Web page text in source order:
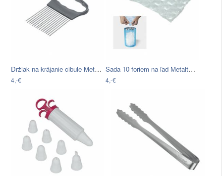
Držiak na krájanie cibule Metaltex
4,-€
Sada 10 foriem na ľad Metaltex Icecube…
4,-€